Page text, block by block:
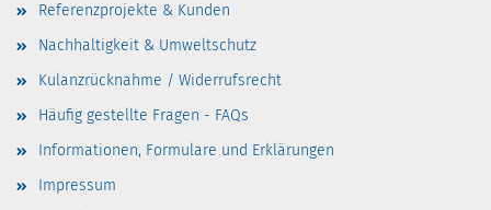
Referenzprojekte & Kunden
Nachhaltigkeit & Umweltschutz
Kulanzrücknahme / Widerrufsrecht
Häufig gestellte Fragen - FAQs
Informationen, Formulare und Erklärungen
Impressum